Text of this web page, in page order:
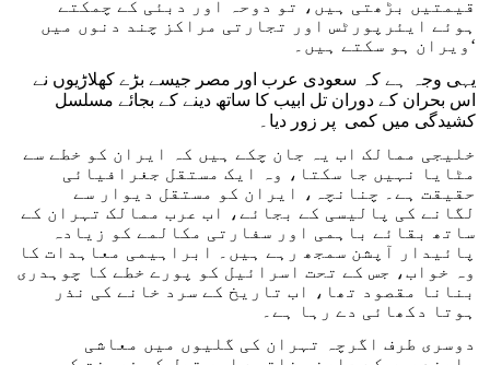
قیمتیں بڑھتی ہیں، تو دوحہ اور دبئی کے چمکتے
ہوئے ایئرپورٹس اور تجارتی مراکز چند دنوں میں
ویران ہو سکتے ہیں۔‘
اس بحران کے دوران تل ابیب کا ساتھ دینے کے بجائے مسلسل
کشیدگی میں کمی پر زور دیا۔
خلیجی ممالک اب یہ جان چکے ہیں کہ ایران کو خطے سے
مٹایا نہیں جا سکتا، وہ ایک مستقل جغرافیائی
حقیقت ہے۔ چنانچہ، ایران کو مستقل دیوار سے
لگانے کی پالیسی کے بجائے، اب عرب ممالک تہران کے
ساتھ بقائے باہمی اور سفارتی مکالمے کو زیادہ
پائیدار آپشن سمجھ رہے ہیں۔ ابراہیمی معاہدات کا
وہ خواب، جس کے تحت اسرائیل کو پورے خطے کا چوہدری
بنانا مقصود تھا، اب تاریخ کے سرد خانے کی نذر
ہوتا دکھائی دے رہا ہے۔
دوسری طرف اگرچہ تہران کی گلیوں میں معاشی